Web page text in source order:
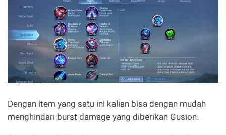
Dengan item yang satu ini kalian bisa dengan mudah
menghindari burst damage yang diberikan Gusion.